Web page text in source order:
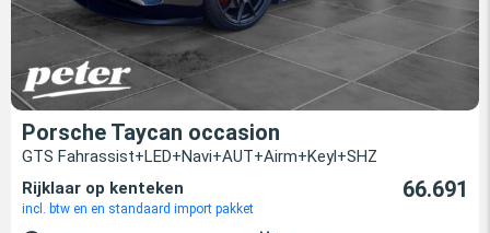
Porsche Taycan occasion
GTS Fahrassist+LED+Navi+AUT+Airm+Keyl+SHZ
Rijklaar op kenteken
incl. btw en en standaard import pakket
66.691